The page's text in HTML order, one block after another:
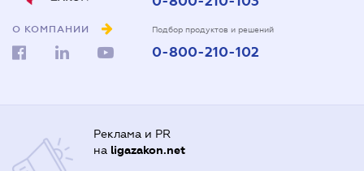
О КОМПАНИИ Подбор продуктов и решений
0-800-210-102
Реклама и PR
на ligazakon.net